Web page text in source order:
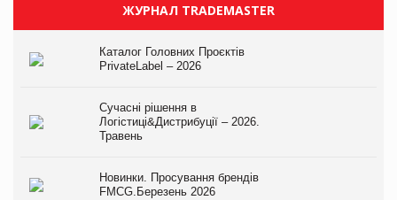
ЖУРНАЛ TRADEMASTER
Каталог Головних Проєктів
PrivateLabel – 2026
Сучасні рішення в
Логістиці&Дистрибуції – 2026.
Травень
Новинки. Просування брендів
FMCG.Березень 2026